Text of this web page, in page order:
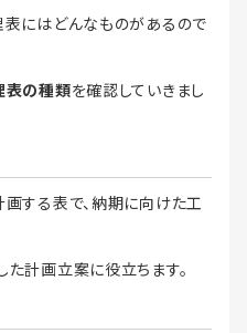
にはどんなものがあるので
表の種類を確認していきまし
する表で、納期に向けた工
計画立案に役立ちます。